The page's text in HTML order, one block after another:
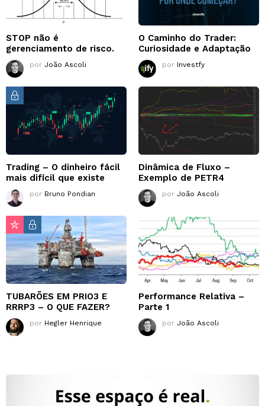
STOP não é
gerenciamento de risco.
por João Ascoli
O Caminho do Trader:
Curiosidade e Adaptação
por Investfy
Trading – O dinheiro fácil
mais difícil que existe
por Bruno Pondian
Dinâmica de Fluxo –
Exemplo de PETR4
por João Ascoli
TUBARÕES EM PRIO3 E
RRRP3 – O QUE FAZER?
por Hegler Henrique
Performance Relativa –
Parte 1
por João Ascoli